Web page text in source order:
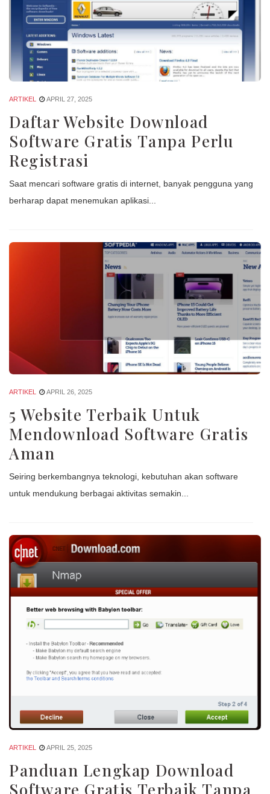
ARTIKEL APRIL 27, 2025
Daftar Website Download
Software Gratis Tanpa Perlu
Registrasi
Saat mencari software gratis di internet, banyak pengguna yang
berharap dapat menemukan aplikasi...
ARTIKEL APRIL 26, 2025
5 Website Terbaik Untuk
Mendownload Software Gratis
Aman
Seiring berkembangnya teknologi, kebutuhan akan software
untuk mendukung berbagai aktivitas semakin...
ARTIKEL APRIL 25, 2025
Panduan Lengkap Download
Software Gratis Terbaik Tanpa